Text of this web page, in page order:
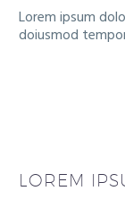
Lorem ipsum
doiusmod
LOREM